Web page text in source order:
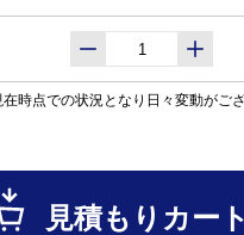
時点での状況となり日々変動がご
見積もりカー